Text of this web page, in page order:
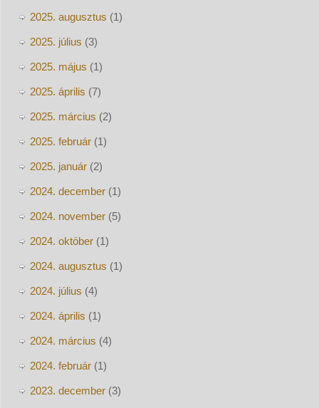
2025. augusztus (1)
2025. július (3)
2025. május (1)
2025. április (7)
2025. március (2)
2025. február(1)
2025. január(2)
2024. december(1)
2024. november(5)
2024. október(1)
2024. augusztus (1)
2024. július (4)
2024. április (1)
2024. március (4)
2024. február(1)
2023. december(3)